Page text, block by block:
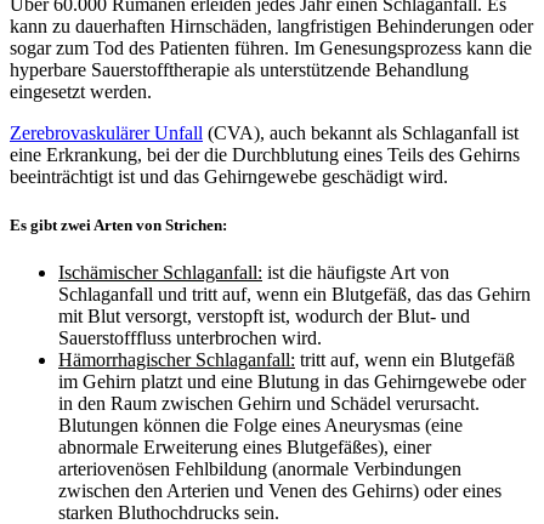
Über 60.000 Rumänen erleiden jedes Jahr einen Schlaganfall. Es
kann zu dauerhaften Hirnschäden, langfristigen Behinderungen oder
sogar zum Tod des Patienten führen. Im Genesungsprozess kann die
hyperbare Sauerstofftherapie als unterstützende Behandlung
eingesetzt werden.
Zerebrovaskulärer Unfall (CVA), auch bekannt als Schlaganfall ist
eine Erkrankung, bei der die Durchblutung eines Teils des Gehirns
beeinträchtigt ist und das Gehirngewebe geschädigt wird.
Es gibt zwei Arten von Strichen:
Ischämischer Schlaganfall: ist die häufigste Art von
Schlaganfall und tritt auf, wenn ein Blutgefäß, das das Gehirn
mit Blut versorgt, verstopft ist, wodurch der Blut- und
Sauerstofffluss unterbrochen wird.
Hämorrhagischer Schlaganfall: tritt auf, wenn ein Blutgefäß
im Gehirn platzt und eine Blutung in das Gehirngewebe oder
in den Raum zwischen Gehirn und Schädel verursacht.
Blutungen können die Folge eines Aneurysmas (eine
abnormale Erweiterung eines Blutgefäßes), einer
arteriovenösen Fehlbildung (anormale Verbindungen
zwischen den Arterien und Venen des Gehirns) oder eines
starken Bluthochdrucks sein.